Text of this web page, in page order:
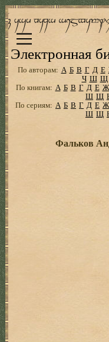
Электронная
По авторам: А Б В Г Д Е
Ч Ш Щ
По книгам: А Б В Г Д Е Ж
Ш Щ
По сериям: А Б В Г Д Е Ж
Ш Щ
Фальков